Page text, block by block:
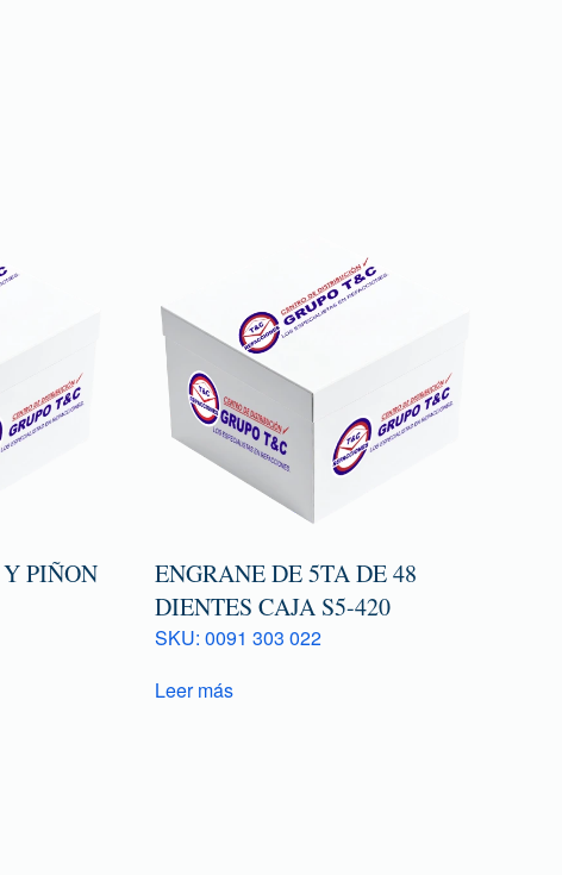
PIÑON
ENGRANE DE 5TA DE 48
DIENTES CAJA S5-420
SKU: 0091 303 022
Leer más